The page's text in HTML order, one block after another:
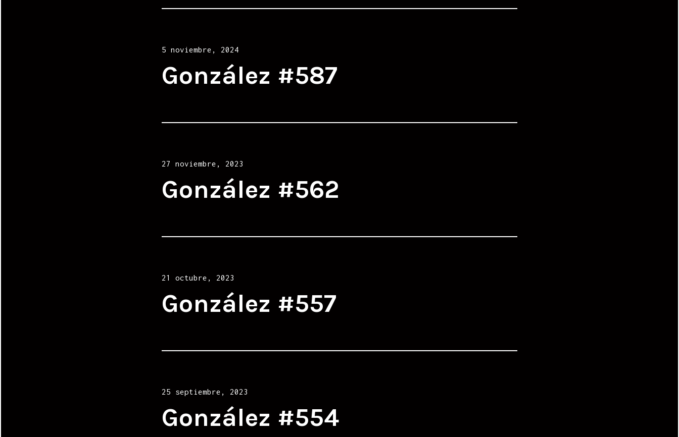
Posted
5 noviembre, 2024
González #587
Posted
27 noviembre, 2023
González #562
Posted
21 octubre, 2023
González #557
Posted
25 septiembre, 2023
González #554